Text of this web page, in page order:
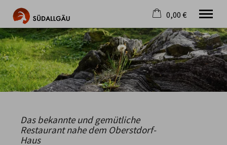
Die schönste Seite im Allgäu
Aktuell
Destination
Gastgeber
Wandern
Mountainbike
Tipps
0,00 €
×
Warenkorb ist leer
Das bekannte und gemütliche
Restaurant nahe dem Oberstdorf-
Haus